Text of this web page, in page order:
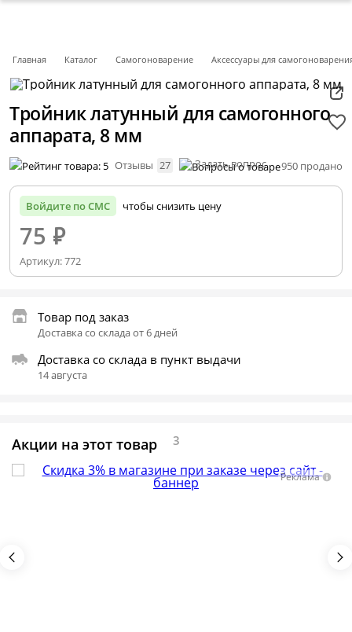
Главная Каталог Самогоноварение Аксессуары для
Тройник латунный для самогонного
аппарата, 8 мм
Отзывы 27 Задать вопрос 950 продано
Войдите по СМС чтобы снизить цену
75 ₽
Артикул:772
Товар под заказ
Доставка со склада от 6 дней
Доставка со склада в пункт выдачи
14 августа
Акции на этот товар 3
Реклама